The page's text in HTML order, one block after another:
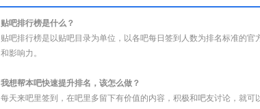
贴吧排行榜是什么？
贴吧排行榜是以贴吧目录为单位，以各吧每日签到人数为排名标准的
和影响力。
我想帮本吧快速提升排名，该怎么做？
每天来吧里签到，在吧里多留下有价值的内容，积极和吧友讨论，就